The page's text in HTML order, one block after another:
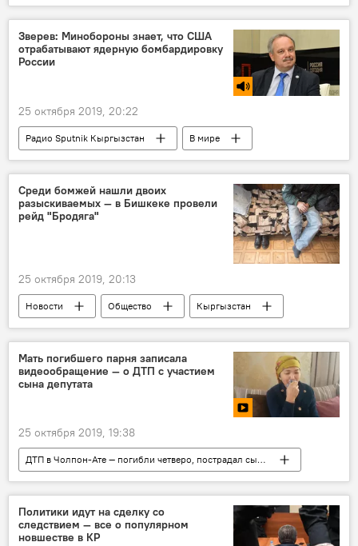
женщины
МВД
задержание
Зверев: Минобороны знает, что США
отрабатывают ядерную бомбардировку
России
25 октября 2019, 20:22
Радио Sputnik Кыргызстан
В мире
Политика
США
бомбардировщики
разведка
тренировка Россия
Среди бомжей нашли двоих
разыскиваемых — в Бишкеке провели
рейд "Бродяга"
25 октября 2019, 20:13
Новости Общество
Кыргызстан
Бишкек
рейд
бомж
розыск
Мать погибшего парня записала
видеообращение — о ДТП с участием
сына депутата
25 октября 2019, 19:38
ДТП в Чолпон-Ате — погибли четверо, пострадал сын депутата
Новости
Кыргызстан
Происшествия
Общество
видео
Мультимедиа
Иссык-Кульская область
Политики идут на сделку со
следствием — все о популярном
новшестве в КР